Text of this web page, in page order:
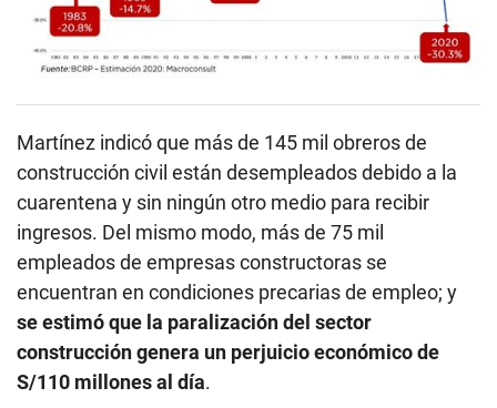
Martínez indicó que más de 145 mil obreros de
construcción civil están desempleados debido a la
cuarentena y sin ningún otro medio para recibir
ingresos. Del mismo modo, más de 75 mil
empleados de empresas constructoras se
encuentran en condiciones precarias de empleo; y
se estimó que la paralización del sector
construcción genera un perjuicio económico de
S/110 millones al día.